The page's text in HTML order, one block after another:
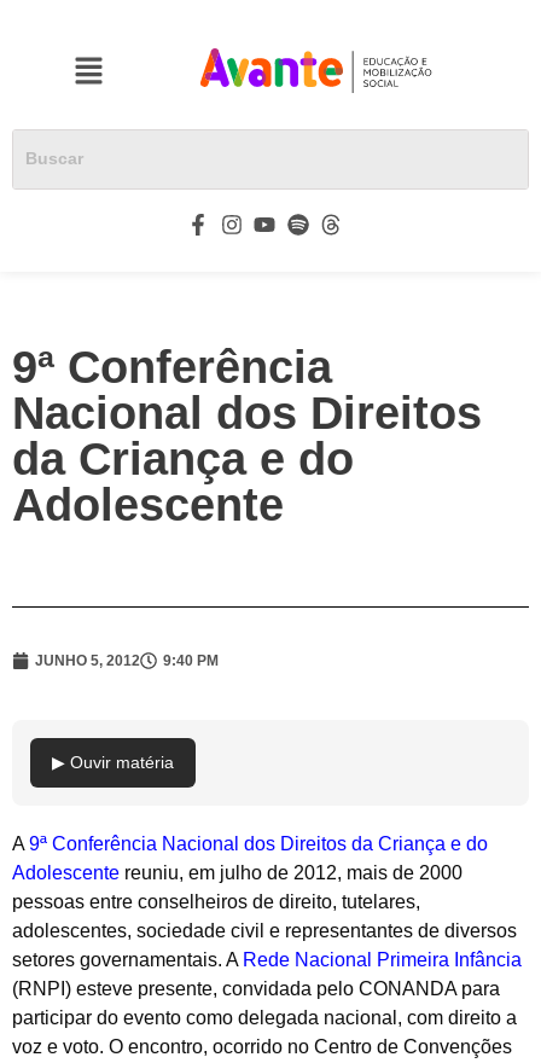
9ª Conferência
Nacional dos Direitos
da Criança e do
Adolescente
JUNHO 5, 2012 9:40 PM
▶ Ouvir matéria
A9ª Conferência Nacional dos Direitos da Criança e do
Adolescente reuniu, em julho de 2012, mais de 2000
pessoas entre conselheiros de direito, tutelares,
adolescentes, sociedade civil e representantes de diversos
setores governamentais. A Rede Nacional Primeira Infância
(RNPI) esteve presente, convidada pelo CONANDA para
participar do evento como delegada nacional, com direito a
voz e voto. O encontro, ocorrido no Centro de Convenções